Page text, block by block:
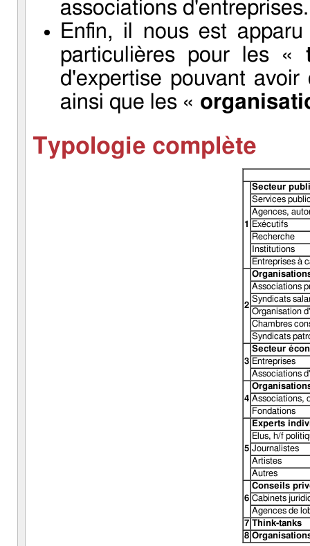
associations d'entreprises.
Enfin, il nous est
particulières pour les «
d'expertise pouvant
ainsi que les «
Typologie complète
1
Secteur
Services
Agences,
Exécutifs
Recherche
Institutions
Entreprises à
2
Associations
Syndicats
Organisation
Chambres
Syndicats
3
Secteur
Entreprises
Associations
4 Associations,
Fondations
5
Experts
Elus, h/f
Journalistes
Artistes
Autres
6
Conseils
Cabinets
Agences de
7 Think-tanks
8